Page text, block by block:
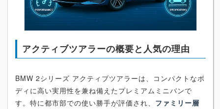
アクティブツアラーの概要と人気の理由
BMW 2シリーズ アクティブツアラーは、コンパクトなボ
ディに高い実用性を兼ね備えたプレミアムミニバンで
す。特に都市部での使い勝手が評価され、 ファミリー層